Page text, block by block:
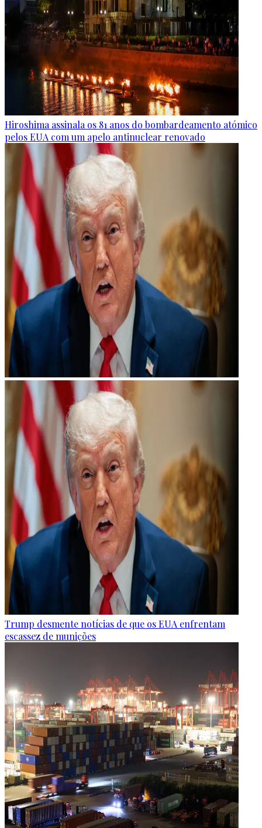
Hiroshima assinala os 81 anos do bombardeamento atómico
pelos EUA com um apelo antinuclear renovado
Trump desmente notícias de que os EUA enfrentam
escassez de munições